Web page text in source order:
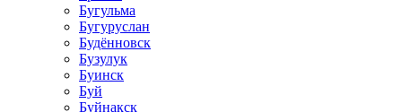
Бугульма
Бугуруслан
Будённовск
Бузулук
Буинск
Буй
Буйнакск